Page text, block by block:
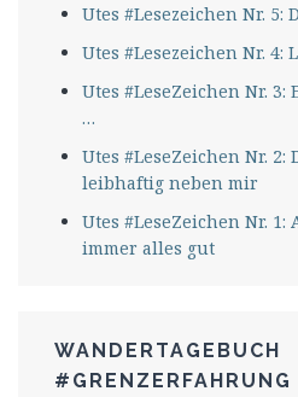
Utes #Lesezeichen Nr. 5:
Utes #Lesezeichen Nr. 4:
Utes #LeseZeichen Nr.
…
Utes #LeseZeichen Nr.
leibhaftig neben mir
Utes #LeseZeichen Nr.
immer alles gut
WANDERTAGEBUCH
#GRENZERFAHRUNG